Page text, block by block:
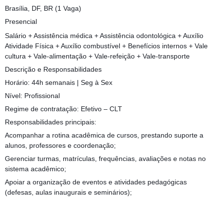
Brasília, DF, BR (1 Vaga)
Presencial
Salário + Assistência médica + Assistência odontológica + Auxílio
Atividade Física + Auxílio combustível + Benefícios internos + Vale
cultura + Vale-alimentação + Vale-refeição + Vale-transporte
Descrição e Responsabilidades
Horário: 44h semanais | Seg à Sex
Nível: Profissional
Regime de contratação: Efetivo – CLT
Responsabilidades principais:
Acompanhar a rotina acadêmica de cursos, prestando suporte a
alunos, professores e coordenação;
Gerenciar turmas, matrículas, frequências, avaliações e notas no
sistema acadêmico;
Apoiar a organização de eventos e atividades pedagógicas
(defesas, aulas inaugurais e seminários);